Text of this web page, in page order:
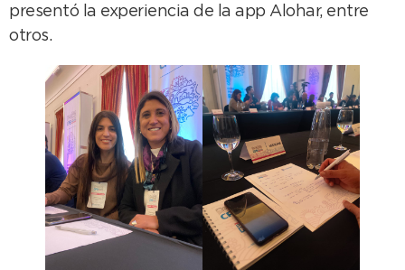
presentó la experiencia de la app Alohar, entre
otros.